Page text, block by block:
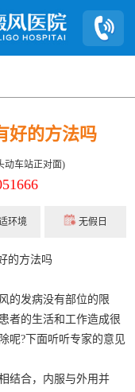
好的方法吗
动车站正对面)
环境 无假日
的发病没有部位的限
者的生活和工作造成很
呢?下面听听专家的意见
结合，内服与外用并